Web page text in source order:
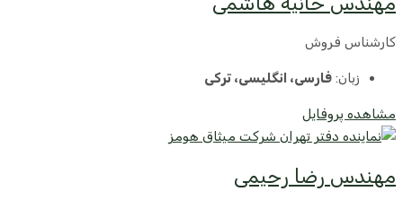
کارشناس فروش
زبان: فارسی، انگلیسی، ترکی
مشاهده پروفایل
مهندس رضا رحیمی